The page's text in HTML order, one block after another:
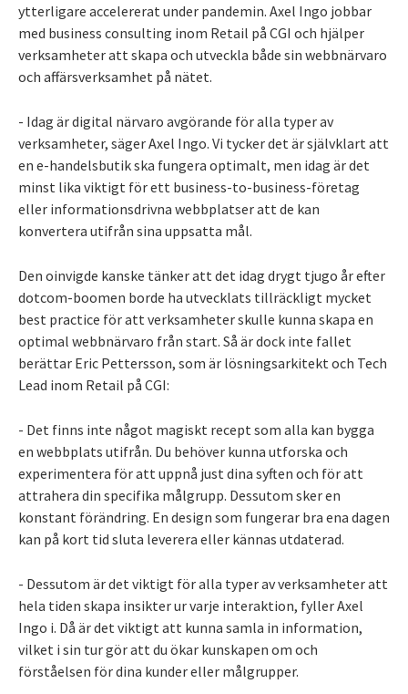
ytterligare accelererat under pandemin. Axel Ingo jobbar
med business consulting inom Retail på CGI och hjälper
verksamheter att skapa och utveckla både sin webbnärvaro
och affärsverksamhet på nätet.
- Idag är digital närvaro avgörande för alla typer av
verksamheter, säger Axel Ingo. Vi tycker det är självklart att
en e-handelsbutik ska fungera optimalt, men idag är det
minst lika viktigt för ett business-to-business-företag
eller informationsdrivna webbplatser att de kan
konvertera utifrån sina uppsatta mål.
Den oinvigde kanske tänker att det idag drygt tjugo år efter
dotcom-boomen borde ha utvecklats tillräckligt mycket
best practice för att verksamheter skulle kunna skapa en
optimal webbnärvaro från start. Så är dock inte fallet
berättar Eric Pettersson, som är lösningsarkitekt och Tech
Lead inom Retail på CGI:
- Det finns inte något magiskt recept som alla kan bygga
en webbplats utifrån. Du behöver kunna utforska och
experimentera för att uppnå just dina syften och för att
attrahera din specifika målgrupp. Dessutom sker en
konstant förändring. En design som fungerar bra ena dagen
kan på kort tid sluta leverera eller kännas utdaterad.
- Dessutom är det viktigt för alla typer av verksamheter att
hela tiden skapa insikter ur varje interaktion, fyller Axel
Ingo i. Då är det viktigt att kunna samla in information,
vilket i sin tur gör att du ökar kunskapen om och
förståelsen för dina kunder eller målgrupper.